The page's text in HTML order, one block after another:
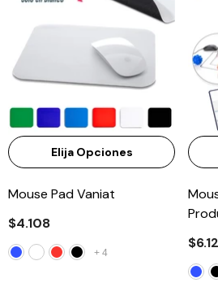
Elija Opciones
Mouse Pad Vaniat
$4.108
+ 4